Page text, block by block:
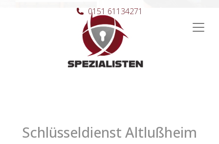
Hauptnavigation
0151 61134271
Schlüsseldienst Altlußheim